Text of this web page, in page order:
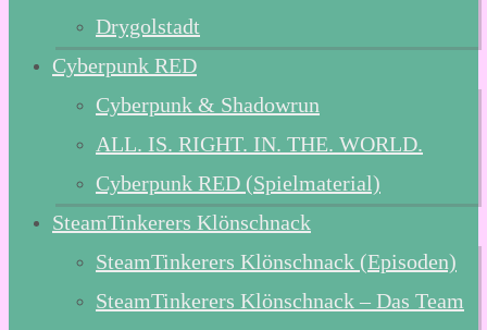
Drygolstadt
Cyberpunk RED
Cyberpunk & Shadowrun
ALL. IS. RIGHT. IN. THE. WORLD.
Cyberpunk RED (Spielmaterial)
SteamTinkerers Klönschnack
SteamTinkerers Klönschnack (Episoden)
SteamTinkerers Klönschnack – Das Team